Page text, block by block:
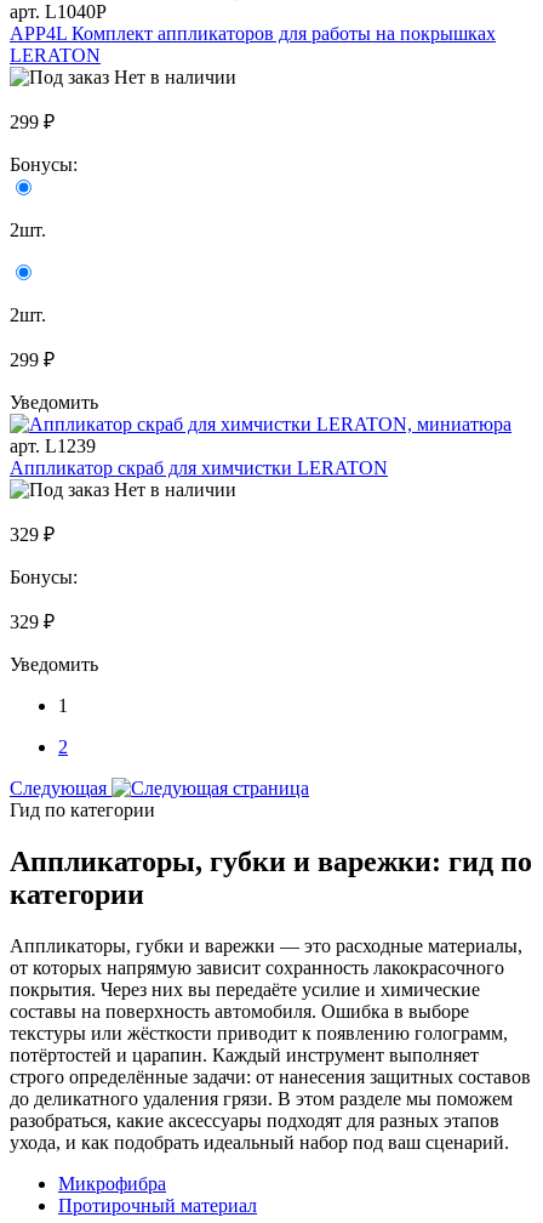
арт. L1040P
APP4L Комплект аппликаторов для работы на покрышках
LERATON
Нет в наличии
299 ₽
Бонусы:
2шт.
2шт.
299 ₽
Уведомить
арт. L1239
Аппликатор скраб для химчистки LERATON
Нет в наличии
329 ₽
Бонусы:
329 ₽
Уведомить
1
2
Следующая
Гид по категории
Аппликаторы, губки и варежки: гид по
категории
Аппликаторы, губки и варежки — это расходные материалы,
от которых напрямую зависит сохранность лакокрасочного
покрытия. Через них вы передаёте усилие и химические
составы на поверхность автомобиля. Ошибка в выборе
текстуры или жёсткости приводит к появлению голограмм,
потёртостей и царапин. Каждый инструмент выполняет
строго определённые задачи: от нанесения защитных составов
до деликатного удаления грязи. В этом разделе мы поможем
разобраться, какие аксессуары подходят для разных этапов
ухода, и как подобрать идеальный набор под ваш сценарий.
Микрофибра
Протирочный материал